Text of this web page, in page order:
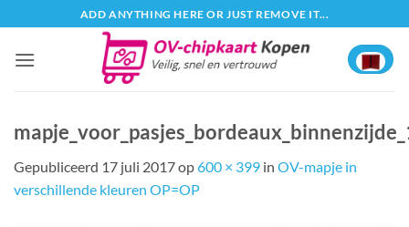
naar
inhoud
ADD ANYTHING HERE OR JUST REMOVE IT...
Gepubliceerd 17 juli 2017op600 × 399 in OV-mapje in
verschillende kleuren OP=OP